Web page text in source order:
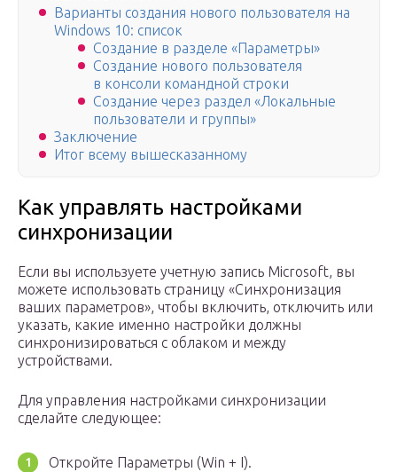
Варианты создания нового пользователя на
Windows 10: список
Создание в разделе «Параметры»
Создание нового пользователя
в консоли командной строки
Создание через раздел «Локальные
пользователи и группы»
Заключение
Итог всему вышесказанному
Как управлять настройками
синхронизации
Если вы используете учетную запись Microsoft, вы
можете использовать страницу «Синхронизация
ваших параметров», чтобы включить, отключить или
указать, какие именно настройки должны
синхронизироваться с облаком и между
устройствами.
Для управления настройками синхронизации
сделайте следующее:
Откройте Параметры (Win + I).